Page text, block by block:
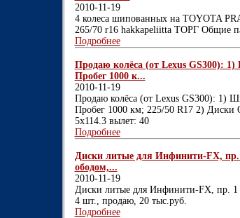
2010-11-19
4 колеса шипованных на TOYOTA
265/70 r16 hakkapeliitta ТОРГ Общие
Подробнее
Продаю колёса (от Lexus GS300):
Пробег 1000 к...
2010-11-19
Продаю колёса (от Lexus GS300): 1)
Пробег 1000 км; 225/50 R17 2) Диски
5x114.3 вылет: 40
Подробнее
Диски литые для Инфинити-FX, пр.
ободом,...
2010-11-19
Диски литые для Инфинити-FX, пр. 1
4 шт., продаю, 20 тыс.руб.
Подробнее